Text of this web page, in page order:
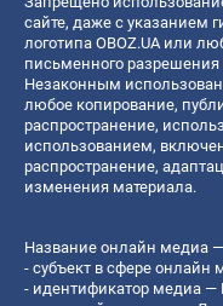
сайте, даже с указанием
логотипа OBOZ.UA или
письменного
Незаконным
любое копирование,
распространение,
использованием,
распространение,
изменения материала.
Название онлайн медиа —
- субъект в сфере онлайн
- идентификатор медиа —